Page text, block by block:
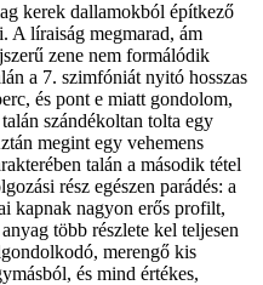
kerek dallamokból építkező
A líraiság megmarad, ám
zene nem formálódik
a 7. szimfóniát nyitó hosszas
és pont e miatt gondolom,
szándékoltan tolta egy
megint egy vehemens
talán a második tétel
rész egészen parádés: a
kapnak nagyon erős profilt,
több részlete kel teljesen
merengő kis
és mind értékes,